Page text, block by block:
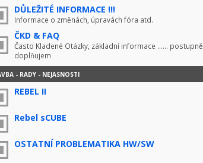
DŮLEŽITÉ INFORMACE !!!
Informace o změnách, úpravách fóra atd.
ČKD & FAQ
Často Kladené Otázky, základní informace ...... postupně
doplňujem
- RADY - NEJASNOSTI
REBEL II
Rebel sCUBE
OSTATNÍ PROBLEMATIKA HW/SW